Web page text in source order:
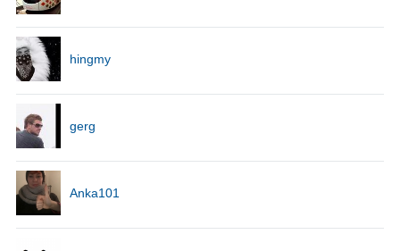
hingmy
gerg
Anka101